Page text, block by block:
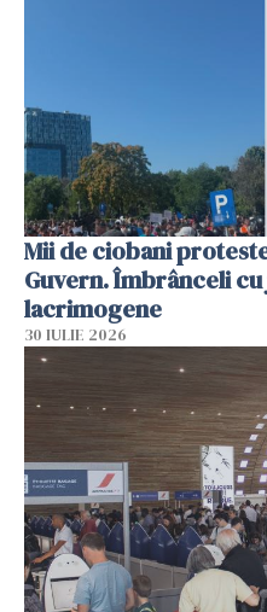
Mii de ciobani
Guvern. Îmbrânceli
lacrimogene
30 IULIE 2026